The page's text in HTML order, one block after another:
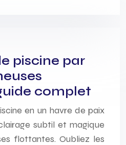
piscine par
complet
en un havre de paix
subtil et magique
flottantes. Oubliez les